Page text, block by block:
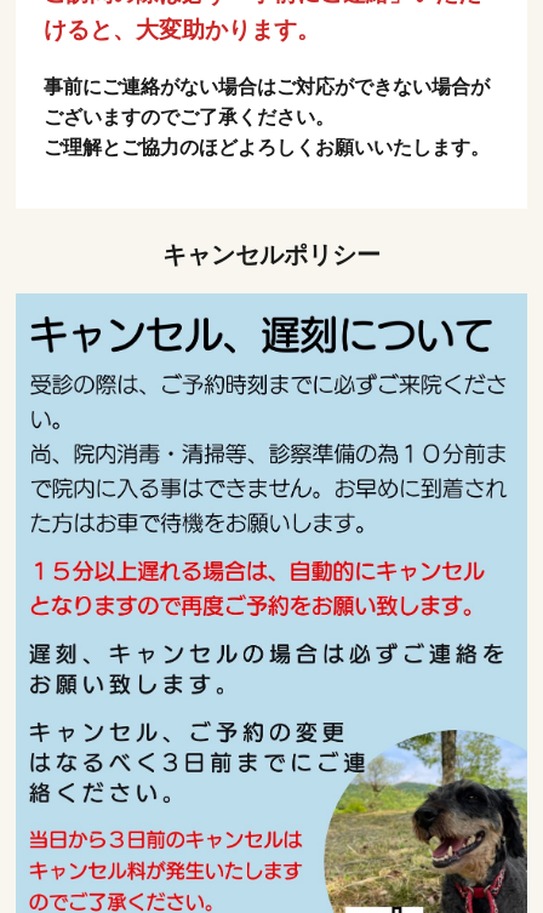
けると、大変助かります。
事前にご連絡がない場合はご対応ができない場合が
ございますのでご了承ください。
ご理解とご協力のほどよろしくお願いいたします。
キャンセルポリシー